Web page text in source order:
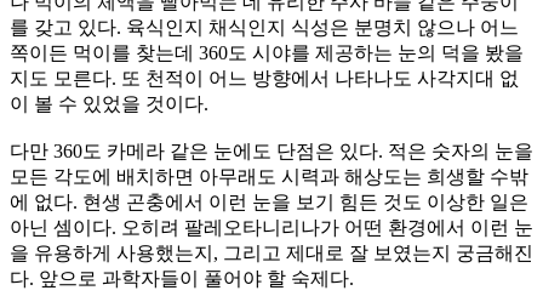
를 갖고 있다. 육식인지 채식인지 식성은 분명치 않으나 어느
쪽이든 먹이를 찾는데 360도 시야를 제공하는 눈의 덕을 봤을
지도 모른다. 또 천적이 어느 방향에서 나타나도 사각지대 없
이 볼 수 있었을 것이다.
다만 360도 카메라 같은 눈에도 단점은 있다. 적은 숫자의 눈을
모든 각도에 배치하면 아무래도 시력과 해상도는 희생할 수밖
에 없다. 현생 곤충에서 이런 눈을 보기 힘든 것도 이상한 일은
아닌 셈이다. 오히려 팔레오타니리나가 어떤 환경에서 이런 눈
을 유용하게 사용했는지, 그리고 제대로 잘 보였는지 궁금해진
다. 앞으로 과학자들이 풀어야 할 숙제다.